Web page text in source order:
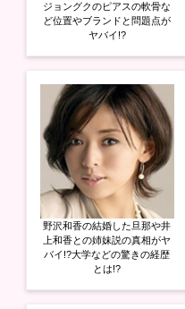
ジョングクのピアスの軟骨な
ど位置やブランドと問題点が
ヤバイ!?
野沢和香の結婚した旦那や井
上和香との姉妹説の真相がヤ
バイ!?大学などの驚きの経歴
とは!?